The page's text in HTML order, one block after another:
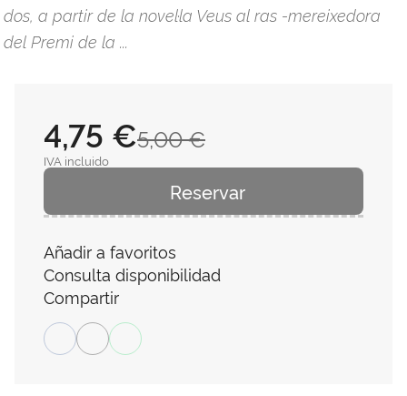
dos, a partir de la novel·la Veus al ras -mereixedora
del Premi de la ...
5,00 €
4,75 €
IVA incluido
Reservar
Añadir a favoritos
Consulta disponibilidad
Compartir